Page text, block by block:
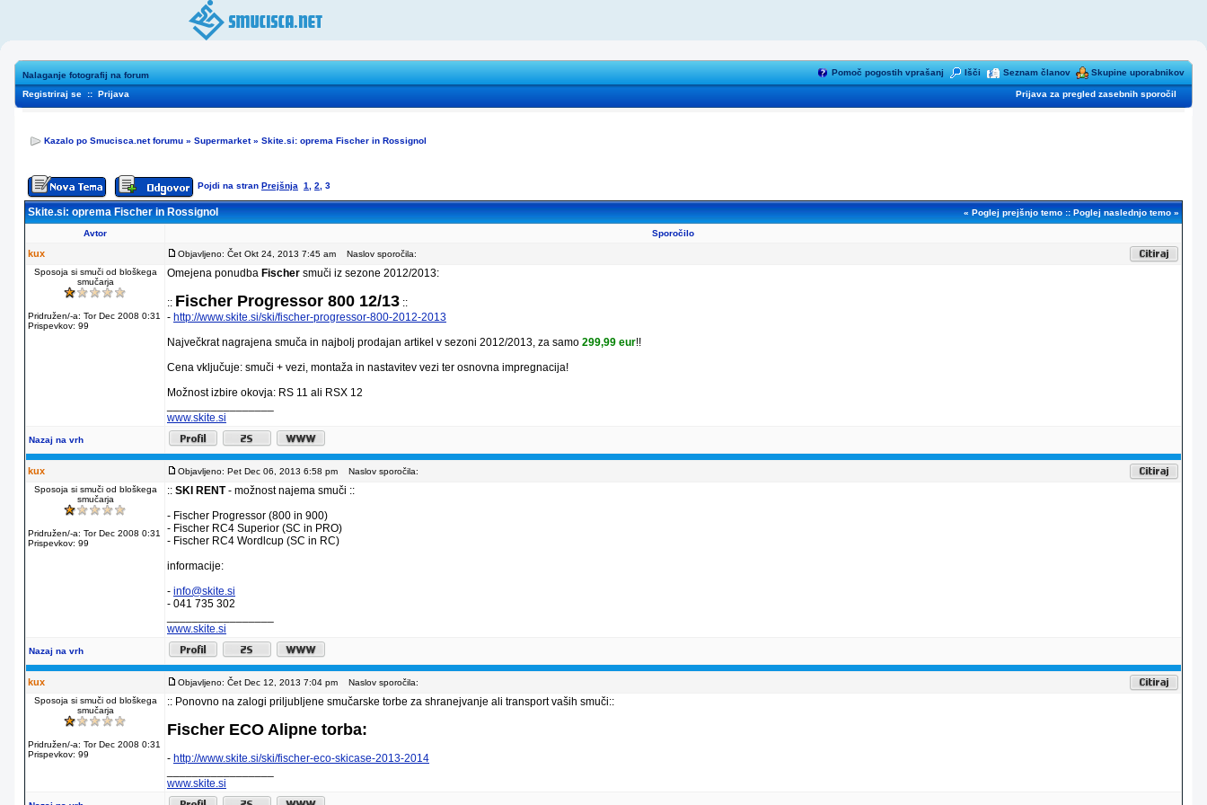
Nalaganje fotografij na forum Pomoč pogostih vprašanj Išči Seznam članov Skupine uporabnikov
Registriraj se :: Prijava Prijava za pregled zasebnih sporočil
Kazalo po Smucisca.net forumu » Supermarket» Skite.si: oprema Fischer in Rossignol
Pojdi na stran Prejšnja 1 2 3
Skite.si: oprema Fischer in Rossignol « Poglej prejšnjo temo :: Poglej naslednjo temo »
Avtor Sporočilo
kux Objavljeno: Čet Okt 24, 2013 7:45 am
Naslov sporočila:
Sposoja si smuči od bloškega
smučarja
Pridružen/-a: Tor Dec 2008 0:31
Prispevkov: 99
Omejena ponudba Fischer smuči iz sezone 2012/2013:
:: Fischer Progressor 800 12/13 ::
- http://www.skite.si/ski/fischer-progressor-800-2012-2013
Največkrat nagrajena smuča in najbolj prodajan artikel v sezoni 2012/2013, za samo 299,99 eur!!
Cena vključuje: smuči + vezi, montaža in nastavitev vezi ter osnovna impregnacija!
Možnost izbire okovja: RS 11 ali RSX 12
www.skite.si
Nazaj na vrh
kux Objavljeno: Pet Dec 06, 2013 6:58 pm
Naslov sporočila:
Sposoja si smuči od bloškega
smučarja
Pridružen/-a: Tor Dec 2008 0:31
Prispevkov: 99
:: SKI RENT- možnost najema smuči ::
- Fischer Progressor (800 in 900)
- Fischer RC4 Superior (SC in PRO)
- Fischer RC4 Wordlcup (SC in RC)
informacije:
- info@skite.si
- 041 735 302
www.skite.si
Nazaj na vrh
kux Objavljeno: Čet Dec 12, 2013 7:04 pm
Naslov sporočila:
Sposoja si smuči od bloškega
smučarja
Pridružen/-a: Tor Dec 2008 0:31
Prispevkov: 99
:: Ponovno na zalogi priljubljene smučarske torbe za shranejvanje ali transport vaših smuči::
Fischer ECO Alipne torba:
- http://www.skite.si/ski/fischer-eco-skicase-2013-2014
www.skite.si